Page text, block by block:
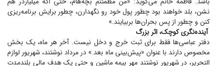
نشن، بلد خواهند بود چطور پول خود رو نگهدارن، چطور برایش برنامه‌ریزی
کنن و چطور از پس بحران‌ها بربیایند.»
آینده‌نگری کوچک، اثر بزرگ
دفتر عباسی‌ها فقط برای ثبت خرج و دخل نیست. آخر هر ماه، یک بخش
مخصوص دارند با عنوان «پیش‌بینی ماه بعد.» در مرداد نوشتند، شهریور لوازم
التحریر، در شهریور نوشتند مهر بیمه ماشین و حتی یک هدف مالی بلندمدت